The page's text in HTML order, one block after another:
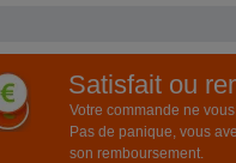
Satisfait ou
Votre commande ne
Pas de panique, vous
son remboursement.